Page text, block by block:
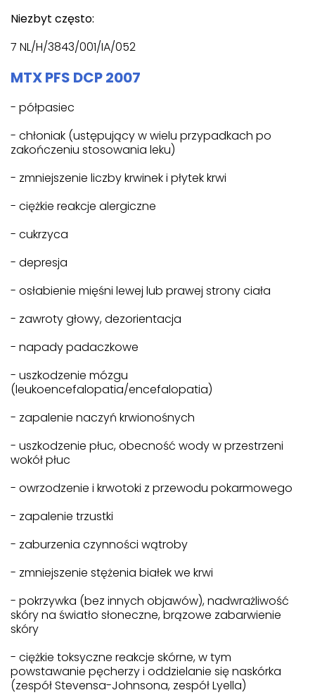
Niezbyt często:
7 NL/H/3843/001/IA/052
MTX PFS DCP 2007
- półpasiec
- chłoniak (ustępujący w wielu przypadkach po
zakończeniu stosowania leku)
- zmniejszenie liczby krwinek i płytek krwi
- ciężkie reakcje alergiczne
- cukrzyca
- depresja
- osłabienie mięśni lewej lub prawej strony ciała
- zawroty głowy, dezorientacja
- napady padaczkowe
- uszkodzenie mózgu
(leukoencefalopatia/encefalopatia)
- zapalenie naczyń krwionośnych
- uszkodzenie płuc, obecność wody w przestrzeni
wokół płuc
- owrzodzenie i krwotoki z przewodu pokarmowego
- zapalenie trzustki
- zaburzenia czynności wątroby
- zmniejszenie stężenia białek we krwi
- pokrzywka (bez innych objawów), nadwrażliwość
skóry na światło słoneczne, brązowe zabarwienie
skóry
- ciężkie toksyczne reakcje skórne, w tym
powstawanie pęcherzy i oddzielanie się naskórka
(zespół Stevensa-Johnsona, zespół Lyella)